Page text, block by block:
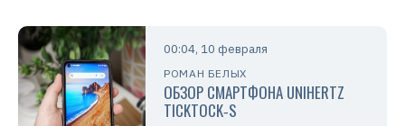
00:04, 10 февраля
РОМАН БЕЛЫХ
ОБЗОР СМАРТФОНА UNIHERTZ
TICKTOCK‑S